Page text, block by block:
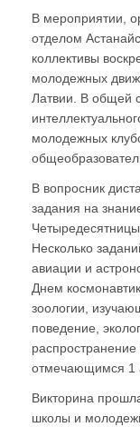
В мероприятии,
отделом
коллективы
молодежных
Латвии. В общей
молодежных
В вопросник
задания на
Несколько
авиации и
Днем
зоологии,
поведение,
распространение
отмечающимся 1
Викторина
школы и